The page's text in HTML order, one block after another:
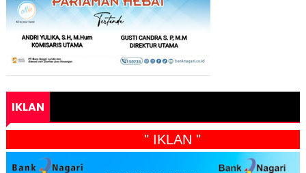
IKLAN
" IKLAN "